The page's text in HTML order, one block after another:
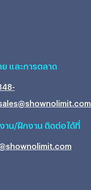
ย และการตลาด
าน/ฝึกงาน ติดต่อได้ที่